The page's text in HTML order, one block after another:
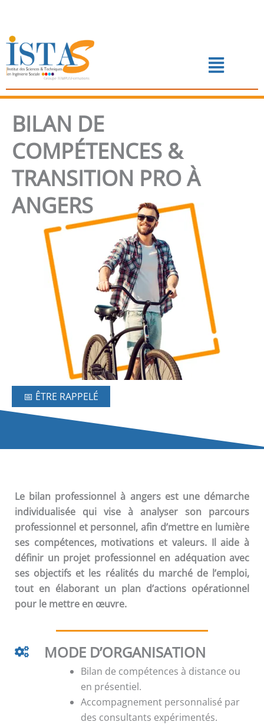
contenu
Menu
📅 PRENDRE RENDEZ-VOUS
BILAN DE
COMPÉTENCES &
TRANSITION PRO À
ANGERS
📅 ÊTRE RAPPELÉ
Le bilan professionnel à angers est une démarche
individualisée qui vise à analyser son parcours
professionnel et personnel, afin d’mettre en lumière
ses compétences, motivations et valeurs. Il aide à
définir un projet professionnel en adéquation avec
ses objectifs et les réalités du marché de l’emploi,
tout en élaborant un plan d’actions opérationnel
pour le mettre en œuvre.
MODE D’ORGANISATION
Bilan de compétences à distance ou
en présentiel.
Accompagnement personnalisé par
des consultants expérimentés.